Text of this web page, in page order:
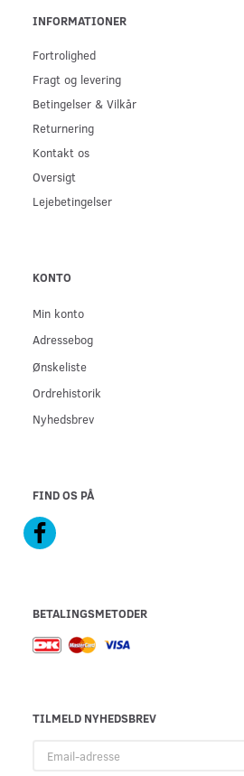
INFORMATIONER
Fortrolighed
Fragt og levering
Betingelser & Vilkår
Returnering
Kontakt os
Oversigt
Lejebetingelser
KONTO
Min konto
Adressebog
Ønskeliste
Ordrehistorik
Nyhedsbrev
FIND OS PÅ
BETALINGSMETODER
TILMELD NYHEDSBREV
adresse